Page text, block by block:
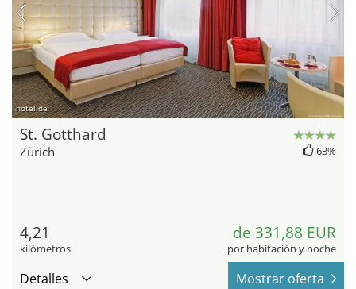
hotel.de
St. Gotthard
Zürich 63%
4,21
kilómetros
de 331,88 EUR
por habitación y noche
Detalles Mostrar oferta